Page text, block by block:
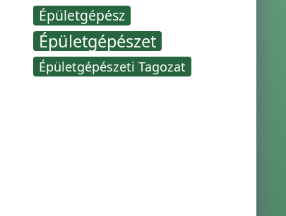
Épületgépész
Épületgépészet
Épületgépészeti Tagozat